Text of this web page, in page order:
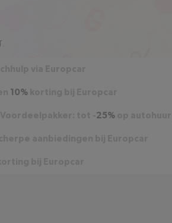
10%
25%